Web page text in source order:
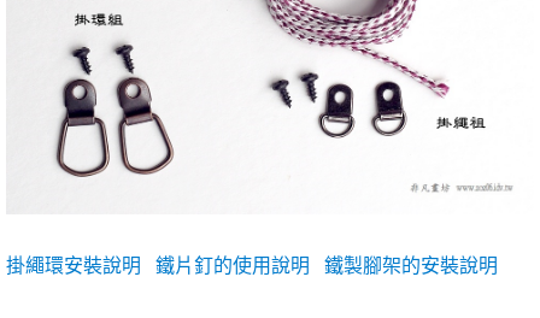
掛繩環安裝說明 鐵片釘的使用說明 鐵製腳架的安裝說明